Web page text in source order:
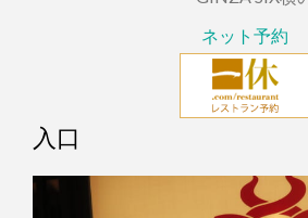
ネット予約
入口